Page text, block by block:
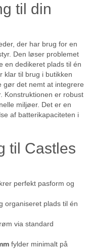
til din
der har brug for en
Den løser problemet
en dedikeret plads til én
klar til brug i butikken
gør det nemt at integrere
Konstruktionen er robust
miljøer. Det er en
af batterikapaciteten i
til Castles
perfekt pasform og
organiseret plads til én
via standard
fylder minimalt på